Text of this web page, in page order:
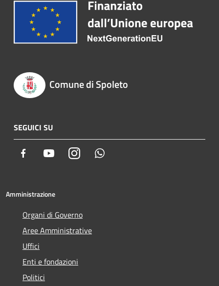
Comune di Spoleto
SEGUICI SU
Facebook YoutubeInstagram
Amministrazione
Organi di Governo
Aree Amministrative
Uffici
Enti e fondazioni
Politici